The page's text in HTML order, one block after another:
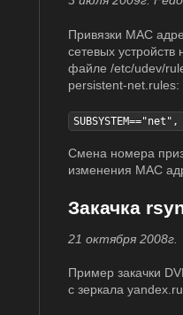
Привязки MAC
сетевых устройств
файле /etc/udev/
persistent-net.rules:
Смена номера
изменения MAC
Закачка
21 октября 2008г.
Пример закачки
с зеркала yandex.ru